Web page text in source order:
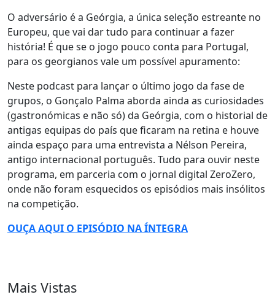
O adversário é a Geórgia, a única seleção estreante no
Europeu, que vai dar tudo para continuar a fazer
história! É que se o jogo pouco conta para Portugal,
para os georgianos vale um possível apuramento:
Neste podcast para lançar o último jogo da fase de
grupos, o Gonçalo Palma aborda ainda as curiosidades
(gastronómicas e não só) da Geórgia, com o historial de
antigas equipas do país que ficaram na retina e houve
ainda espaço para uma entrevista a Nélson Pereira,
antigo internacional português. Tudo para ouvir neste
programa, em parceria com o jornal digital ZeroZero,
onde não foram esquecidos os episódios mais insólitos
na competição.
OUÇA AQUI O EPISÓDIO NA ÍNTEGRA
Mais Vistas